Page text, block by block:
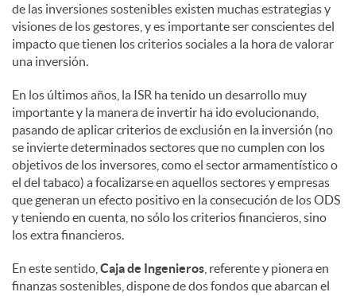
de las inversiones sostenibles existen muchas estrategias y
visiones de los gestores, y es importante ser conscientes del
impacto que tienen los criterios sociales a la hora de valorar
una inversión.
En los últimos años, la ISR ha tenido un desarrollo muy
importante y la manera de invertir ha ido evolucionando,
pasando de aplicar criterios de exclusión en la inversión (no
se invierte determinados sectores que no cumplen con los
objetivos de los inversores, como el sector armamentístico o
el del tabaco) a focalizarse en aquellos sectores y empresas
que generan un efecto positivo en la consecución de los ODS
y teniendo en cuenta, no sólo los criterios financieros, sino
los extra financieros.
En este sentido, Caja de Ingenieros , referente y pionera en
finanzas sostenibles, dispone de dos fondos que abarcan el